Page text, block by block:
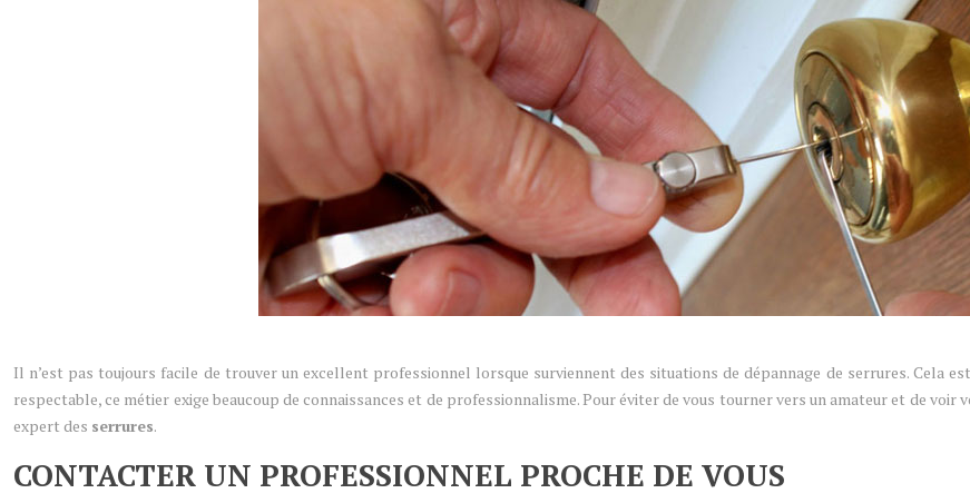
Il n’est pas toujours facile de trouver un excellent professionnel lorsque surviennent des situations de dépannage de serrures. Cela
respectable, ce métier exige beaucoup de connaissances et de professionnalisme. Pour éviter de vous tourner vers un amateur et de
expert des serrures.
CONTACTER UN PROFESSIONNEL PROCHE DE VOUS